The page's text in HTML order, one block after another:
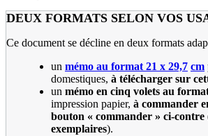
DEUX FORMATS SELON VOS
Ce document se décline en deux formats
un mémo au format 21 x 29,7 cm
domestiques, à télécharger sur
un mémo en cinq volets au
impression papier, à commander
bouton « commander » ci-contre
exemplaires).